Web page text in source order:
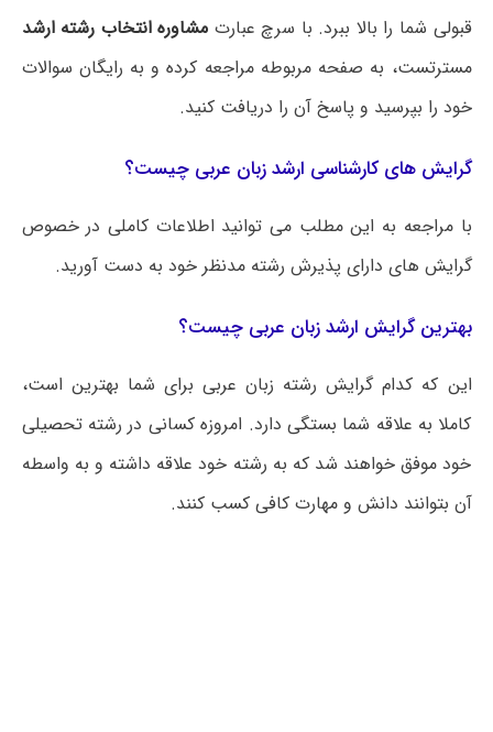
قبولی شما را بالا ببرد. با سرچ عبارت مشاوره انتخاب رشته ارشد
مسترتست، به صفحه مربوطه مراجعه کرده و به رایگان سوالات
خود را بپرسید و پاسخ آن را دریافت کنید.
گرایش های کارشناسی ارشد زبان عربی چیست؟
با مراجعه به این مطلب می‌ توانید اطلاعات کاملی در خصوص
گرایش های دارای پذیرش رشته مدنظر خود به دست آورید.
بهترین گرایش ارشد زبان عربی چیست؟
این که کدام گرایش رشته زبان عربی برای شما بهترین است،
کاملا به علاقه شما بستگی دارد. امروزه کسانی در رشته تحصیلی
خود موفق خواهند شد که به رشته خود علاقه داشته و به واسطه
آن بتوانند دانش و مهارت کافی کسب کنند.